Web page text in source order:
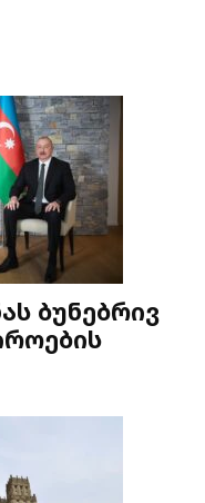
ბუნებრივ